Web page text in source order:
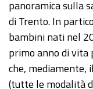
panoramica sulla
di Trento. In
bambini nati nel
primo anno di vita
che, mediamente,
(tutte le modalità